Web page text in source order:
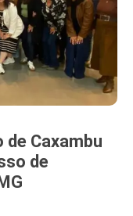
Caxambu
de